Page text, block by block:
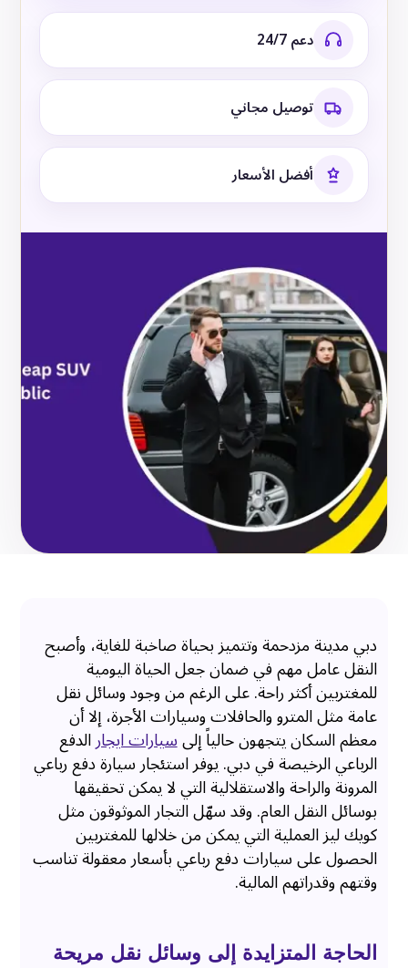
دعم 24/7
توصيل مجاني
أفضل الأسعار
دبي مدينة مزدحمة وتتميز بحياة صاخبة للغاية، وأصبح
النقل عامل مهم في ضمان جعل الحياة اليومية
للمغتربين أكثر راحة. على الرغم من وجود وسائل نقل
عامة مثل المترو والحافلات وسيارات الأجرة، إلا أن
معظم السكان يتجهون حالياً إلىسيارات ايجارالدفع
الرباعي الرخيصة في دبي. يوفر استئجار سيارة دفع رباعي
المرونة والراحة والاستقلالية التي لا يمكن تحقيقها
بوسائل النقل العام. وقد سهّل التجار الموثوقون مثل
كويك ليز العملية التي يمكن من خلالها للمغتربين
الحصول على سيارات دفع رباعي بأسعار معقولة تناسب
وقتهم وقدراتهم المالية.
الحاجة المتزايدة إلى وسائل نقل مريحة